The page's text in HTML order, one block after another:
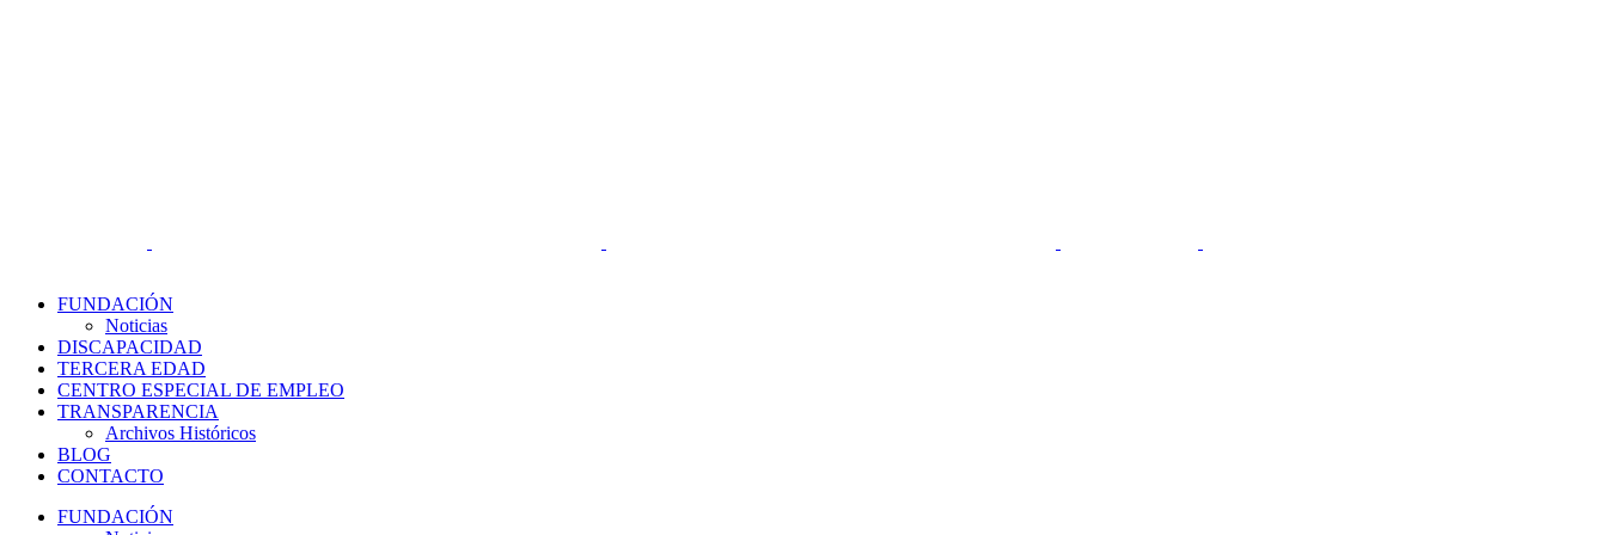
FUNDACIÓN
Noticias
DISCAPACIDAD
TERCERA EDAD
CENTRO ESPECIAL DE EMPLEO
TRANSPARENCIA
Archivos Históricos
BLOG
CONTACTO
FUNDACIÓN